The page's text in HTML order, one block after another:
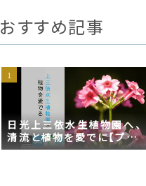
おすすめ記事
日光上三依水生植物園へ、
清流と植物を愛でに【プチ
日光】